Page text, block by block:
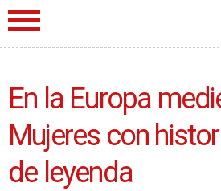
En la Europa
Mujeres con
de leyenda